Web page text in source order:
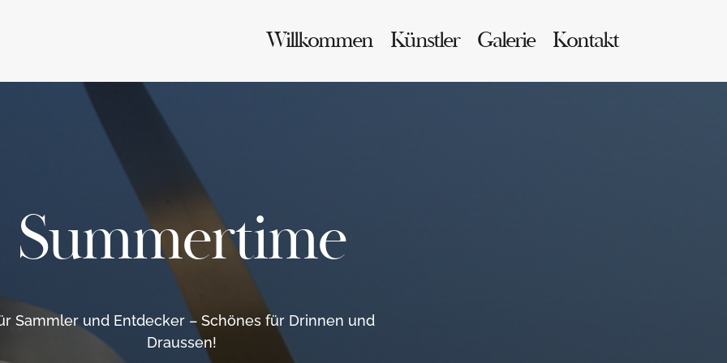
Willkommen Künstler Galerie Kontakt
Summertime
Sammler und Entdecker – Schönes für Drinnen und
Draussen!